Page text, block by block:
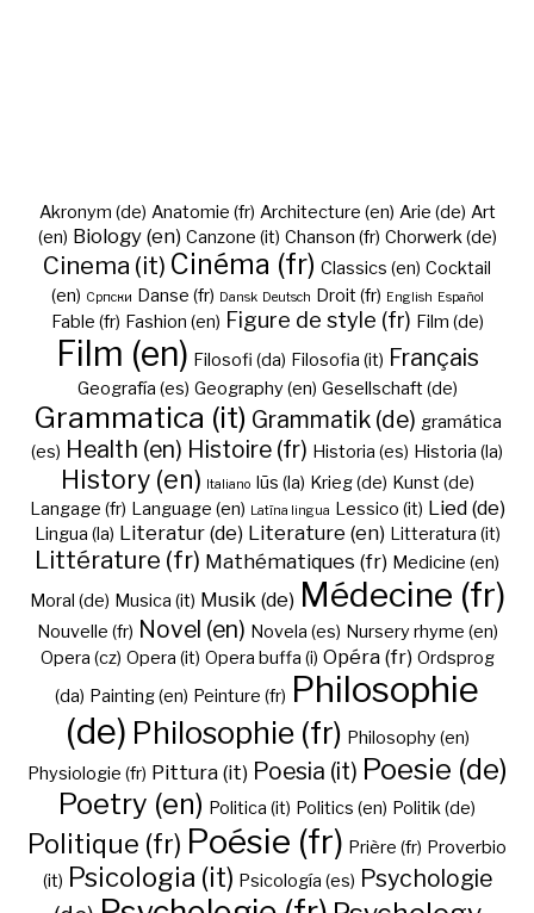
Akronym (de) Anatomie (fr) Architecture (en) Arie (de) Art
(en) Biology (en) Canzone (it) Chanson (fr) Chorwerk (de)
Cinema (it) Cinéma (fr) Classics (en) Cocktail
(en) Cрпски Danse (fr) Dansk Deutsch Droit (fr) English Español
Fable (fr) Fashion (en) Figure de style (fr) Film (de)
Film (en) Filosofi (da) Filosofia (it) Français
Geografía (es) Geography (en) Gesellschaft (de)
Grammatica (it) Grammatik (de) gramática
(es) Health (en) Histoire (fr) Historia (es) Historia (la)
History (en) Italiano Iūs (la) Krieg (de) Kunst (de)
Langage (fr) Language (en) Latīna lingua Lessico (it) Lied (de)
Lingua (la) Literatur (de) Literature (en) Litteratura (it)
Littérature (fr) Mathématiques (fr) Medicine (en)
Moral (de) Musica (it) Musik (de) Médecine (fr)
Nouvelle (fr) Novel (en) Novela (es) Nursery rhyme (en)
Opera (cz) Opera (it) Opera buffa (i) Opéra (fr) Ordsprog
(da) Painting (en) Peinture (fr) Philosophie
(de) Philosophie (fr) Philosophy (en)
Physiologie (fr) Pittura (it) Poesia (it) Poesie (de)
Poetry (en) Politica (it) Politics (en) Politik (de)
Politique (fr) Poésie (fr) Prière (fr) Proverbio
(it) Psicologia (it) Psicología (es) Psychologie